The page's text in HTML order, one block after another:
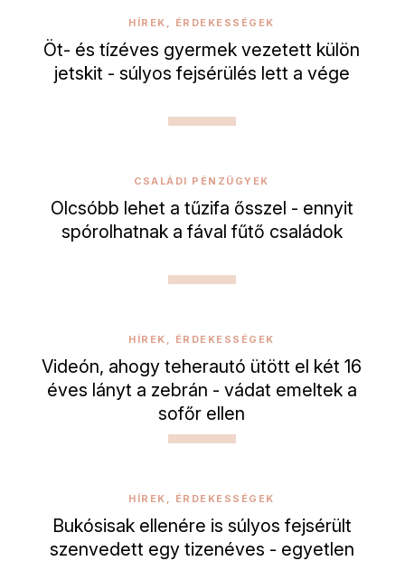
HÍREK, ÉRDEKESSÉGEK
Öt- és tízéves gyermek vezetett külön
jetskit - súlyos fejsérülés lett a vége
CSALÁDI PÉNZÜGYEK
Olcsóbb lehet a tűzifa ősszel - ennyit
spórolhatnak a fával fűtő családok
HÍREK, ÉRDEKESSÉGEK
Videón, ahogy teherautó ütött el két 16
éves lányt a zebrán - vádat emeltek a
sofőr ellen
HÍREK, ÉRDEKESSÉGEK
Bukósisak ellenére is súlyos fejsérült
szenvedett egy tizenéves - egyetlen